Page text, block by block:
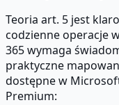
Teoria art. 5 jest
codzienne operacje
365 wymaga
praktyczne
dostępne w
Premium: